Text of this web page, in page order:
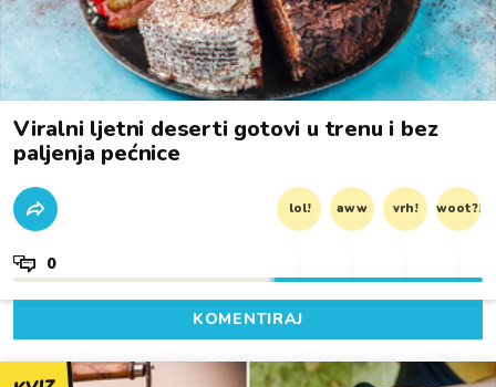
Viralni ljetni deserti gotovi u trenu i bez
paljenja pećnice
lol! aww vrh! woot?!
0
KOMENTIRAJ